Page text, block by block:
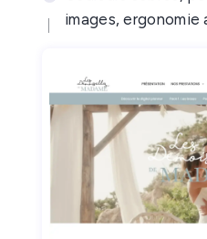
images, ergonomie